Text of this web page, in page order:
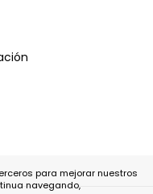
para mejorar nuestros
navegando,